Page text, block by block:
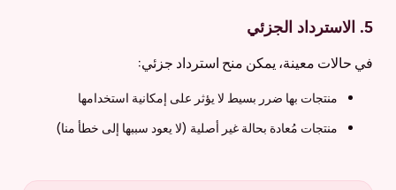
5. الاسترداد الجزئي
في حالات معينة، يمكن منح استرداد جزئي:
منتجات بها ضرر بسيط لا يؤثر على إمكانية استخدامها
منتجات مُعادة بحالة غير أصلية (لا يعود سببها إلى خطأ منا)